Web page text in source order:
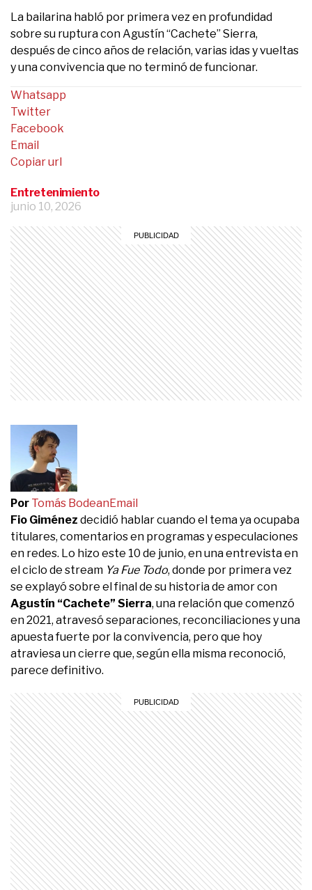
La bailarina habló por primera vez en profundidad
sobre su ruptura con Agustín “Cachete” Sierra,
después de cinco años de relación, varias idas y vueltas
y una convivencia que no terminó de funcionar.
Entretenimiento
junio 10, 2026
Whatsapp
Twitter
Facebook
Email
Copiar url
Por Tomás BodeanEmail
Fio Giménez decidió hablar cuando el tema ya ocupaba
titulares, comentarios en programas y especulaciones
en redes. Lo hizo este 10 de junio, en una entrevista en
el ciclo de stream Ya Fue Todo, donde por primera vez
se explayó sobre el final de su historia de amor con
Agustín “Cachete” Sierra, una relación que comenzó
en 2021, atravesó separaciones, reconciliaciones y una
apuesta fuerte por la convivencia, pero que hoy
atraviesa un cierre que, según ella misma reconoció,
parece definitivo.